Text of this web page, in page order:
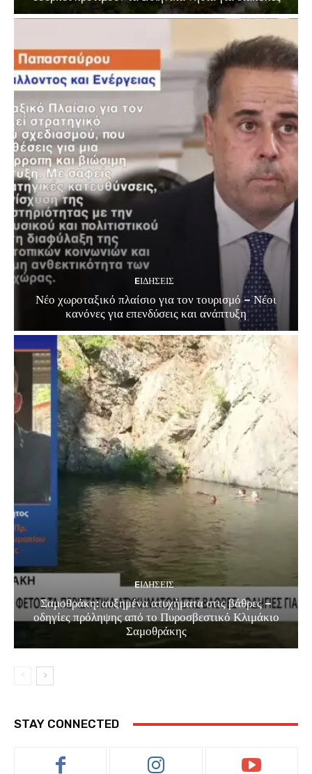
EΙΔΗΣΕΙΣ
Νέο χωροταξικό πλαίσιο για τον τουρισμό – Νέοι
κανόνες για επενδύσεις και ανάπτυξη
EΙΔΗΣΕΙΣ
Σαμοθράκη: αυξημένα ατυχήματα στις βάθρες –
οδηγίες πρόληψης από το Πυροσβεστικό Κλιμάκιο
Σαμοθράκης
STAY CONNECTED